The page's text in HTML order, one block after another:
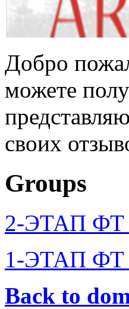
Добро
можете
своих
Groups
2-ЭТАП ФТ
1-ЭТАП ФТ
Back to